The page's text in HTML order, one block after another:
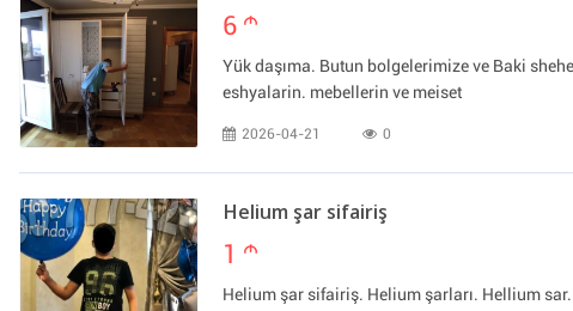
6 m
Yük daşıma. Butun bolgelerimize ve Baki
eshyalarin. mebellerin ve meiset
2026-04-21 0
Helium şar sifairiş
1 m
Helium şar sifairiş. Helium şarları. Hellium